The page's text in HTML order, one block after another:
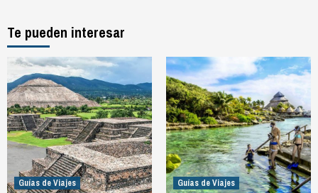
Te pueden interesar
Guías de Viajes
Guías de Viajes